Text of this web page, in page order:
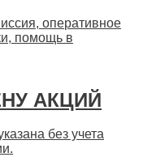
оперативное
помощь в
АКЦИЙ
без учета